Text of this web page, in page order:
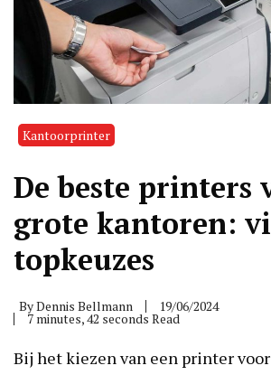
Kantoorprinter
De beste printers
grote kantoren:
topkeuzes
ByDennis Bellmann 19/06/2024
7 minutes, 42 seconds Read
Bij het kiezen van een printer